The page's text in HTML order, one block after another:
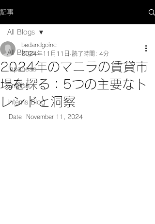
記事
All Blogs
Japanese
English
Interns Blog
All Blogs
2024年のマニラの賃貸市
場を探る：5つの主要なト
レンドと洞察
bedandgoinc
2024年11月11日 読了時間: 4分
Date: November 11, 2024